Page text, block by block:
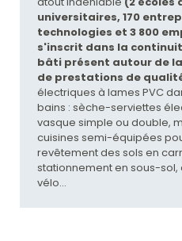
universitaires, 170
technologies et 3 800
s'inscrit dans la
bâti présent autour de
de prestations de
électriques à lames PVC
bains : sèche-serviettes
vasque simple ou double,
cuisines semi-équipées
revêtement des sols en
stationnement en sous-
vélo...